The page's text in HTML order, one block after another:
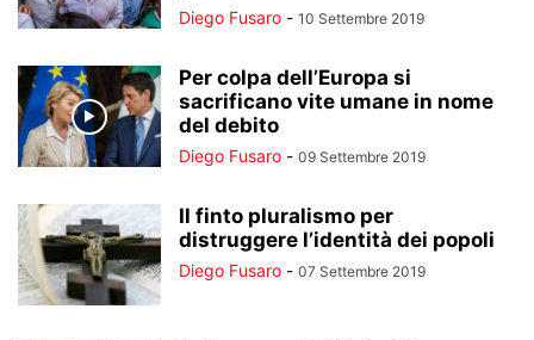
Diego Fusaro - 10 Settembre 2019
Per colpa dell’Europa si
sacrificano vite umane in nome
del debito
Diego Fusaro - 09 Settembre 2019
Il finto pluralismo per
distruggere l’identità dei popoli
Diego Fusaro - 07 Settembre 2019